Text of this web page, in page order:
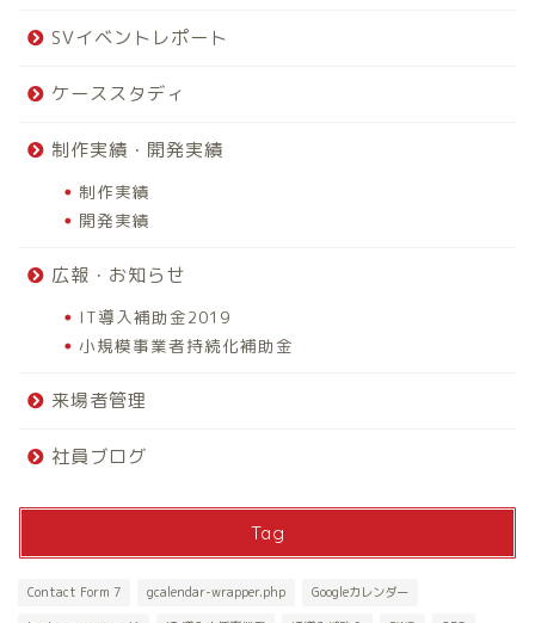
SVイベントレポート
ケーススタディ
制作実績・開発実績
制作実績
開発実績
広報・お知らせ
IT導入補助金2019
小規模事業者持続化補助金
来場者管理
社員ブログ
Tag
Contact Form 7 gcalendar-wrapper.php Googleカレンダー